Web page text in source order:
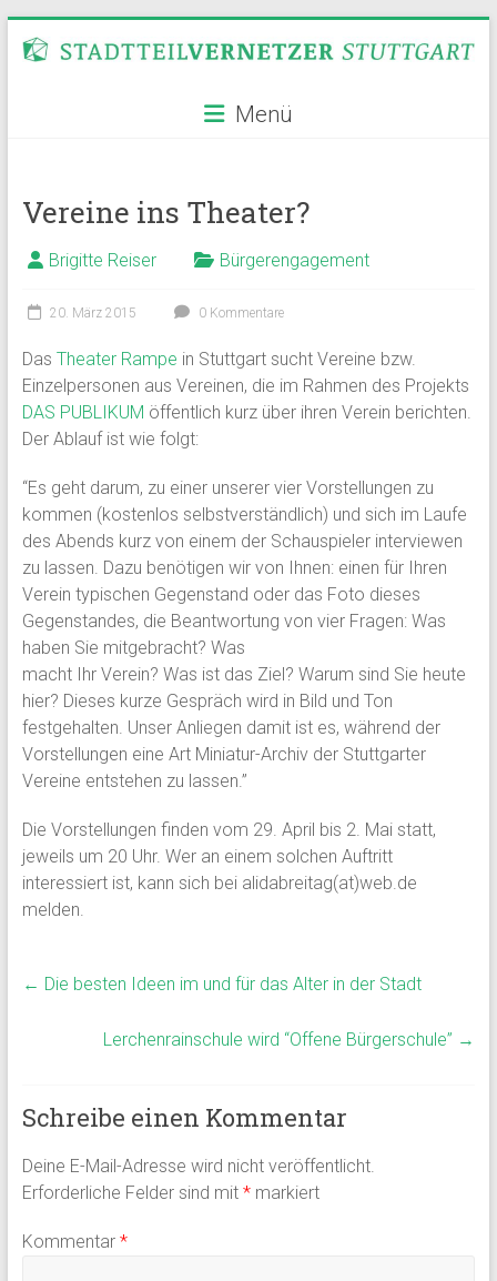
Inhalt
Stadtteilvernetzer
Menü
Vereine ins Theater?
Brigitte Reiser Bürgerengagement
20. März 2015 0 Kommentare
Das Theater Rampe in Stuttgart sucht Vereine bzw.
Einzelpersonen aus Vereinen, die im Rahmen des Projekts
DAS PUBLIKUM öffentlich kurz über ihren Verein berichten.
Der Ablauf ist wie folgt:
“Es geht darum, zu einer unserer vier Vorstellungen zu
kommen (kostenlos selbstverständlich) und sich im Laufe
des Abends kurz von einem der Schauspieler interviewen
zu lassen. Dazu benötigen wir von Ihnen: einen für Ihren
Verein typischen Gegenstand oder das Foto dieses
Gegenstandes, die Beantwortung von vier Fragen: Was
haben Sie mitgebracht? Was
macht Ihr Verein? Was ist das Ziel? Warum sind Sie heute
hier? Dieses kurze Gespräch wird in Bild und Ton
festgehalten. Unser Anliegen damit ist es, während der
Vorstellungen eine Art Miniatur-Archiv der Stuttgarter
Vereine entstehen zu lassen.”
Die Vorstellungen finden vom 29. April bis 2. Mai statt,
jeweils um 20 Uhr. Wer an einem solchen Auftritt
interessiert ist, kann sich bei alidabreitag(at)web.de
melden.
← Die besten Ideen im und für das Alter in der Stadt
Lerchenrainschule wird “Offene Bürgerschule” →
Schreibe einen Kommentar
Deine E-Mail-Adresse wird nicht veröffentlicht.
Erforderliche Felder sind mit *markiert
Kommentar *